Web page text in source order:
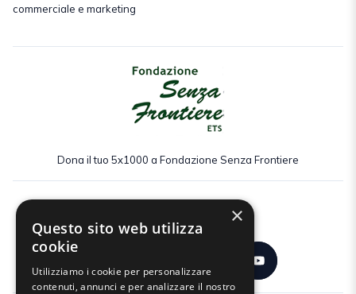
commerciale e marketing
Dona il tuo 5x1000 a Fondazione Senza Frontiere
×
Questo sito web utilizza
cookie
Utilizziamo i cookie per personalizzare
contenuti, annunci e per analizzare il nostro